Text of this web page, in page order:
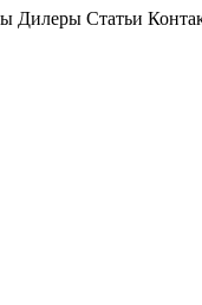
Дилеры Статьи